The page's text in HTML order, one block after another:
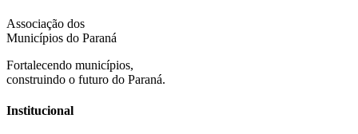
Associação dos
Municípios do Paraná
Fortalecendo municípios,
construindo o futuro do Paraná.
Institucional